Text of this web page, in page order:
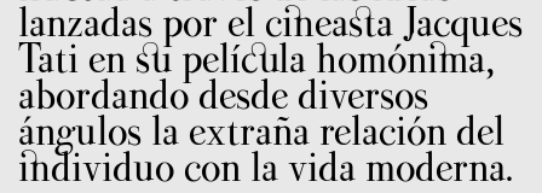
lanzadas por el cineasta Jacques
Tati en su película homónima,
abordando desde diversos
ángulos la extraña relación del
individuo con la vida moderna.